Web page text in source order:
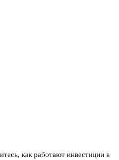
как работают инвестиции в